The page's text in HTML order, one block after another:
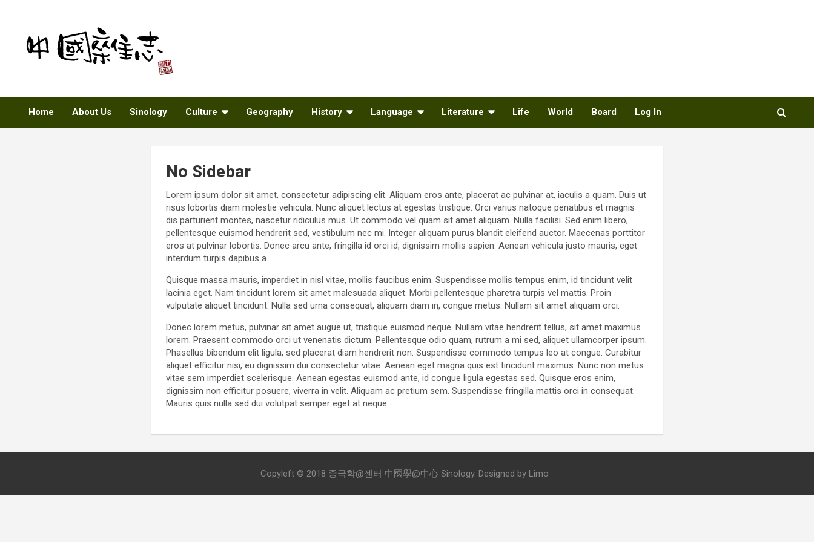
Sinozine
Home About Us Sinology Culture Geography History Language Literature Life World Board Log In
No Sidebar
Lorem ipsum dolor sit amet, consectetur adipiscing elit. Aliquam eros ante, placerat ac pulvinar at, iaculis a quam. Duis ut
risus lobortis diam molestie vehicula. Nunc aliquet lectus at egestas tristique. Orci varius natoque penatibus et magnis
dis parturient montes, nascetur ridiculus mus. Ut commodo vel quam sit amet aliquam. Nulla facilisi. Sed enim libero,
pellentesque euismod hendrerit sed, vestibulum nec mi. Integer aliquam purus blandit eleifend auctor. Maecenas porttitor
eros at pulvinar lobortis. Donec arcu ante, fringilla id orci id, dignissim mollis sapien. Aenean vehicula justo mauris, eget
interdum turpis dapibus a.
Quisque massa mauris, imperdiet in nisl vitae, mollis faucibus enim. Suspendisse mollis tempus enim, id tincidunt velit
lacinia eget. Nam tincidunt lorem sit amet malesuada aliquet. Morbi pellentesque pharetra turpis vel mattis. Proin
vulputate aliquet tincidunt. Nulla sed urna consequat, aliquam diam in, congue metus. Nullam sit amet aliquam orci.
Donec lorem metus, pulvinar sit amet augue ut, tristique euismod neque. Nullam vitae hendrerit tellus, sit amet maximus
lorem. Praesent commodo orci ut venenatis dictum. Pellentesque odio quam, rutrum a mi sed, aliquet ullamcorper ipsum.
Phasellus bibendum elit ligula, sed placerat diam hendrerit non. Suspendisse commodo tempus leo at congue. Curabitur
aliquet efficitur nisi, eu dignissim dui consectetur vitae. Aenean eget magna quis est tincidunt maximus. Nunc non metus
vitae sem imperdiet scelerisque. Aenean egestas euismod ante, id congue ligula egestas sed. Quisque eros enim,
dignissim non efficitur posuere, viverra in velit. Aliquam ac pretium sem. Suspendisse fringilla mattis orci in consequat.
Mauris quis nulla sed dui volutpat semper eget at neque.
Copyleft © 2018 중국학@센터 中國學@中心 Sinology. Designed by Limo